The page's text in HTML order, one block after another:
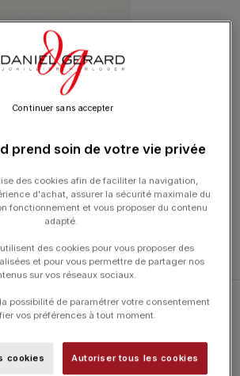
Tresse Or Rose & Or Blanc
délicatement entrelacés, la collection
de la couture et symbolise le lien
en or rose et or blanc.
d'Oreilles, Boucles d'Oreilles
prend soin de votre vie privée
des cookies afin de faciliter la navigation,
d'achat, assurer la sécurité maximale du
fonctionnement et vous proposer du contenu
adapté.
des cookies pour vous proposer des
et pour vous permettre de partager nos
sur vos réseaux sociaux.
possibilité de paramétrer votre consentement
vos préférences à tout moment.
cookies Autoriser tous les cookies
Continuer sans accepter